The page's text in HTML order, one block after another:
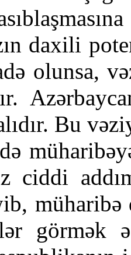
daxili
olunsa,
Bu
ciddi
görmək